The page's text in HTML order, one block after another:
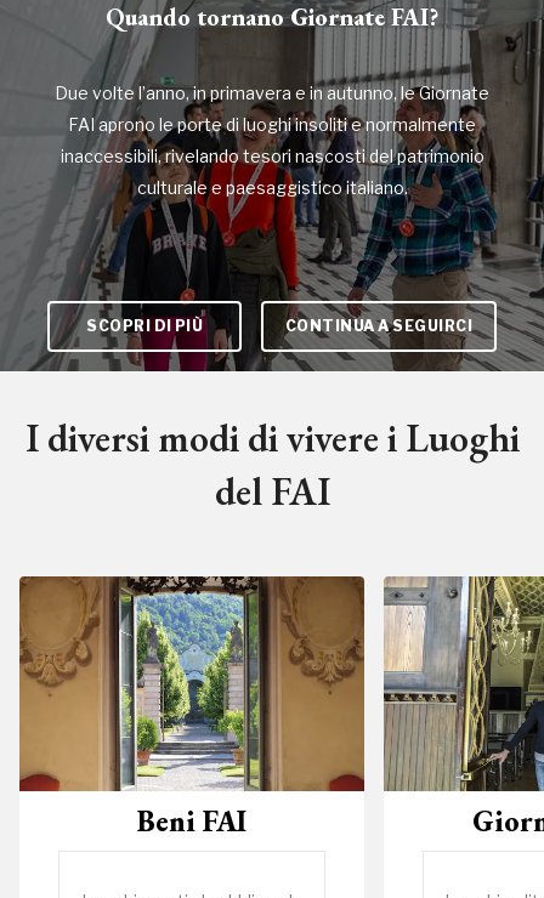
Quando tornano Giornate FAI?
Due volte l’anno, in primavera e in autunno, le Giornate
FAI aprono le porte di luoghi insoliti e normalmente
inaccessibili, rivelando tesori nascosti del patrimonio
culturale e paesaggistico italiano.
SCOPRI DI PIÙ CONTINUA A SEGUIRCI
I diversi modi di vivere i Luoghi
del FAI
Beni FAI